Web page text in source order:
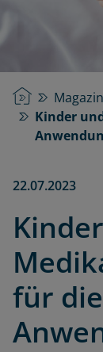
StartseiteMagazin
Kinder
22.07.2023
für